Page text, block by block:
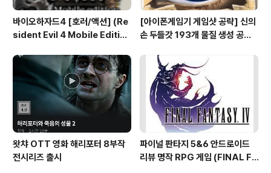
바이오하자드4 [호러/액션] (Re
sident Evil 4 Mobile Editio
[아이폰게임기 게임샷 공략] 신의
손 두들갓 193개 물질 생성 공략
왓챠 OTT 영화 해리포터 8부작
전시리즈 출시
파이널 판타지 5&6 안드로이드
리뷰 명작 RPG 게임 (FINAL FA